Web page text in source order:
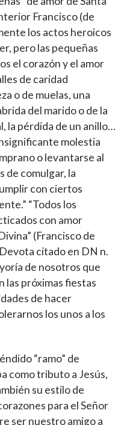
Francisco (de
los actos heroicos
pero las pequeñas
el corazón y el amor
de caridad
o de muelas, una
del marido o de la
la pérdida de un anillo…
molestia
o levantarse al
de comulgar, la
con ciertos
“Todos los
con amor
(Francisco de
citado en DN n.
de nosotros que
las próximas fiestas
de hacer
los unos a los
“ramo” de
como tributo a Jesús,
su estilo de
para el Señor
ser nuestro amigo a